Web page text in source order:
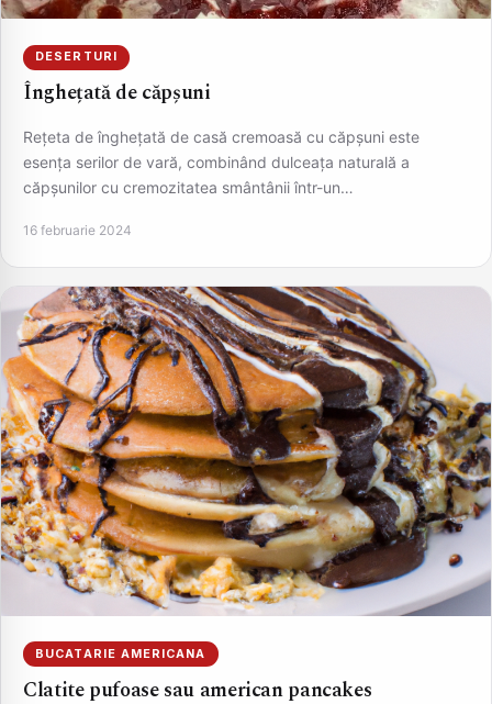
DESERTURI
Înghețată de căpșuni
Rețeta de înghețată de casă cremoasă cu căpșuni este
esența serilor de vară, combinând dulceața naturală a
căpșunilor cu cremozitatea smântânii într-un…
16 februarie 2024
BUCATARIE AMERICANA
Clatite pufoase sau american pancakes